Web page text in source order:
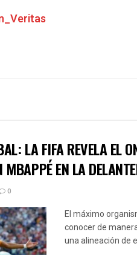
LA FIFA REVELA EL
EN LA
0
El máximo
conocer de
una alineación de